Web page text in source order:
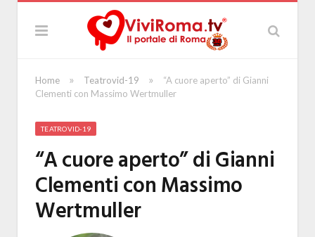
Home » Teatrovid-19 »
“A cuore aperto” di Gianni
Clementi con Massimo Wertmuller
TEATROVID-19
“A cuore aperto” di Gianni
Clementi con Massimo
Wertmuller